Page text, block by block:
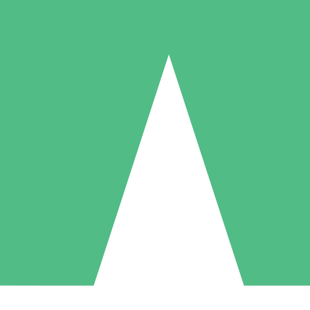
Individuelle Credit-Pakete
nach Bedarf mit Download-Credits. Keine monatliche Verpflichtung